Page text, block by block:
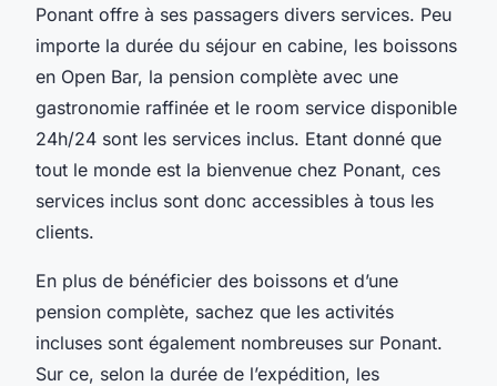
Ponant offre à ses passagers divers services. Peu
importe la durée du séjour en cabine, les boissons
en Open Bar, la pension complète avec une
gastronomie raffinée et le room service disponible
24h/24 sont les services inclus. Etant donné que
tout le monde est la bienvenue chez Ponant, ces
services inclus sont donc accessibles à tous les
clients.
En plus de bénéficier des boissons et d’une
pension complète, sachez que les activités
incluses sont également nombreuses sur Ponant.
Sur ce, selon la durée de l’expédition, les